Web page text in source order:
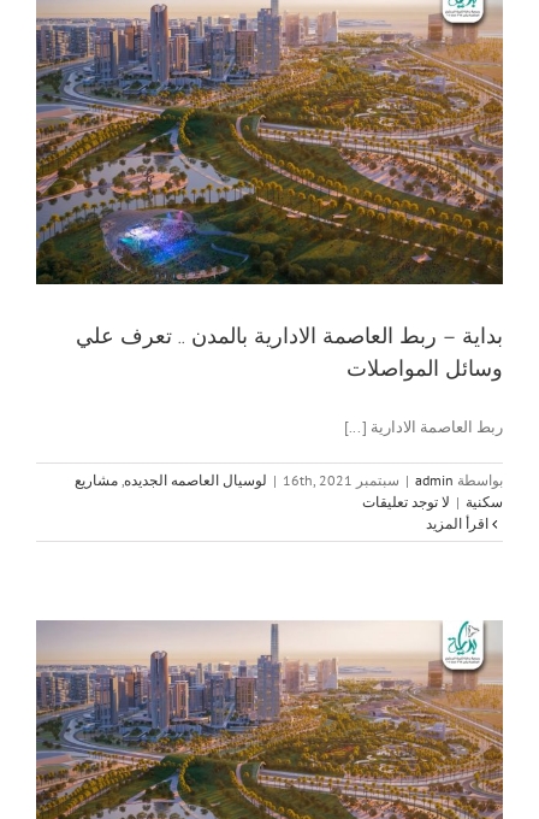
بداية – ربط العاصمة الادارية بالمدن .. تعرف علي
وسائل المواصلات
ربط العاصمة الادارية [...]
بواسطة admin
| سبتمبر 16th, 2021 | لوسيال العاصمه الجديده, مشاريع
سكنية | لا توجد تعليقات